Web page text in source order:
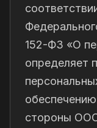
152-ФЗ «О
определяет
стороны